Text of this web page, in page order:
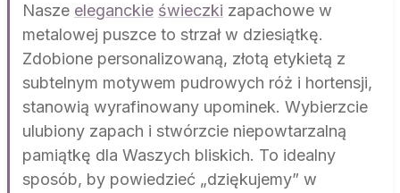
Nasze eleganckie świeczki zapachowe w
metalowej puszce to strzał w dziesiątkę.
Zdobione personalizowaną, złotą etykietą z
subtelnym motywem pudrowych róż i hortensji,
stanowią wyrafinowany upominek. Wybierzcie
ulubiony zapach i stwórzcie niepowtarzalną
pamiątkę dla Waszych bliskich. To idealny
sposób, by powiedzieć „dziękujemy” w